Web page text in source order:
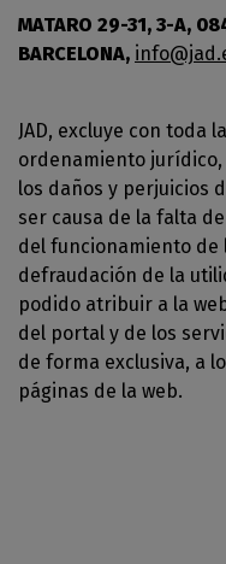
MATARO 29-31, 3-A,
BARCELONA,
JAD, excluye con toda
ordenamiento
los daños y perjuicios
ser causa de la falta
del funcionamiento de
defraudación de la
podido atribuir a la
del portal y de los
de forma exclusiva, a
páginas de la web.